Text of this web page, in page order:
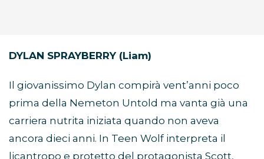
DYLAN SPRAYBERRY (Liam)
Il giovanissimo Dylan compirà vent’anni poco
prima della Nemeton Untold ma vanta già una
carriera nutrita iniziata quando non aveva
ancora dieci anni. In Teen Wolf interpreta il
licantropo e protetto del protagonista Scott,